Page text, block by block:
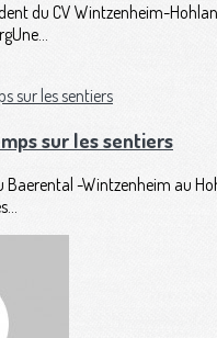
du CV Wintzenheim-
sur les sentiers
Baerental -Wintzenheim au